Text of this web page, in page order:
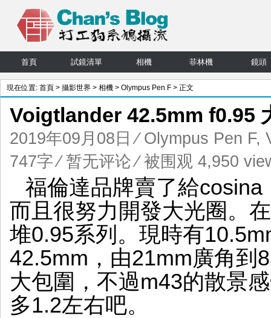
首頁 試鏡清單 相機 菲林機 鏡頭
現在位置: 首頁 > 攝影世界 > 相機 > Olympus Pen F > 正文
Voigtlander 42.5mm f0.95
2019年09月08日 ⁄ Olympus Pen F,
747字⁄暂无评论⁄ 被围观 4,950
福倫達品牌賣了給
而且很努力開發大光圈。
堆0.95系列。現時有
42.5mm，由21mm廣角到
大包圍，不過m43的散景
多1.2左右吧。